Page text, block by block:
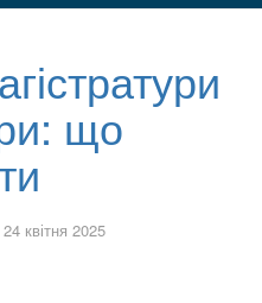
що
24 квітня 2025